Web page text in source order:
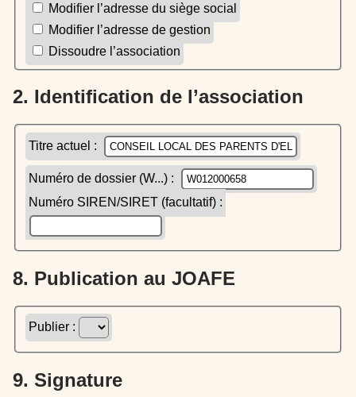
Modifier l’adresse du siège social
Modifier l’adresse de gestion
Dissoudre l’association
2. Identification de l’association
Titre actuel :
Numéro de dossier (W...) :
Numéro SIREN/SIRET (facultatif) :
8. Publication au JOAFE
Publier :
9. Signature